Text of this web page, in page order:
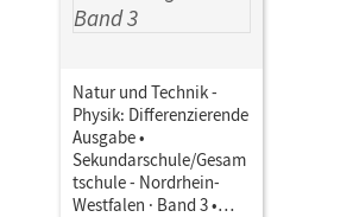
Natur und Technik -
Physik: Differenzierende
Ausgabe •
Sekundarschule/Gesam
tschule - Nordrhein-
Westfalen · Band 3 •